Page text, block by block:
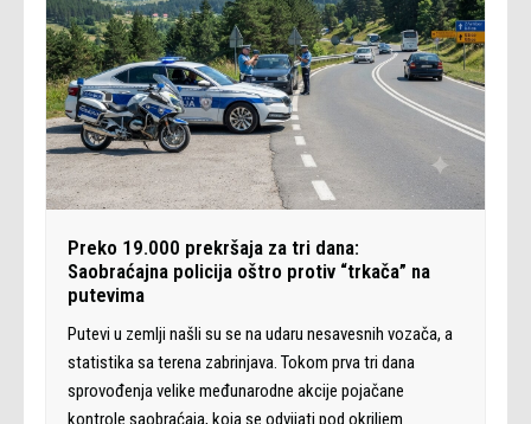
Preko 19.000 prekršaja za tri dana:
Saobraćajna policija oštro protiv “trkača” na
putevima
Putevi u zemlji našli su se na udaru nesavesnih vozača, a
statistika sa terena zabrinjava. Tokom prva tri dana
sprovođenja velike međunarodne akcije pojačane
kontrole saobraćaja, koja se odvijati pod okriljem